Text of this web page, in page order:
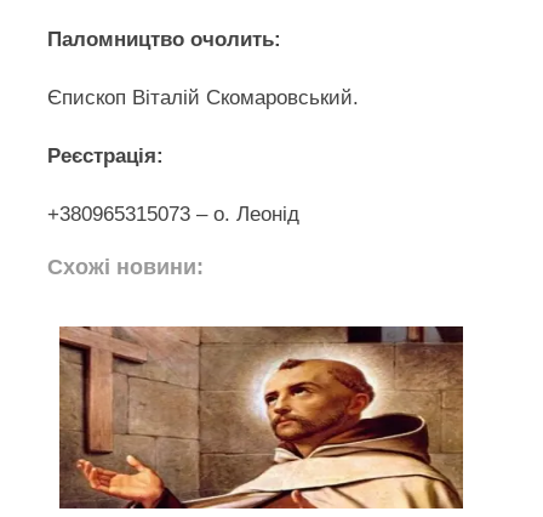
Паломництво очолить:
Єпископ Віталій Скомаровський.
Реєстрація:
+380965315073 – о. Леонід
Схожі новини: